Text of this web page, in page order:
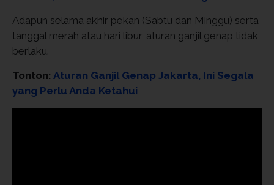
Adapun selama akhir pekan (Sabtu dan Minggu) serta
tanggal merah atau hari libur, aturan ganjil genap tidak
berlaku.
Tonton: Aturan Ganjil Genap Jakarta, Ini Segala
yang Perlu Anda Ketahui